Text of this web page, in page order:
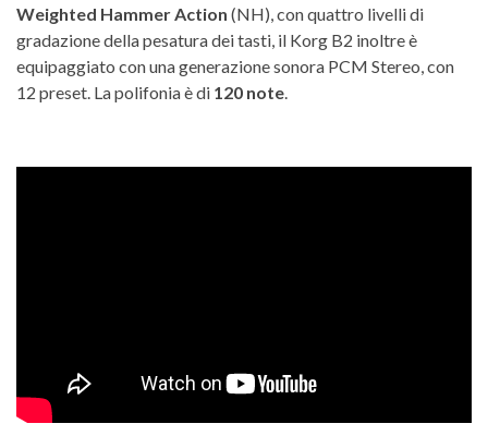
Weighted Hammer Action (NH), con quattro livelli di
gradazione della pesatura dei tasti, il Korg B2 inoltre è
equipaggiato con una generazione sonora PCM Stereo, con
12 preset. La polifonia è di 120 note.